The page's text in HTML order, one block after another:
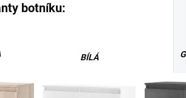
botníku:
BÍLÁ